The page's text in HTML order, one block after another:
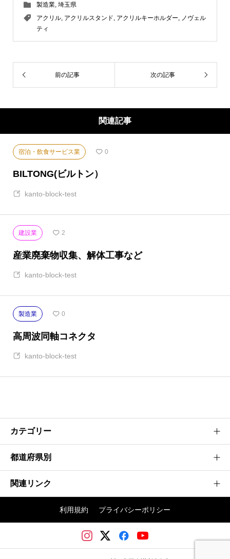
製造業, 埼玉県
アクリル, アクリルスタンド, アクリルキーホルダー, ノヴェル
ティ
前の記事 次の記事
関連記事
宿泊・飲食サービス業 0
BILTONG(ビルトン）
kanto-block-test
建設業 2
産業廃棄物収集、解体工事など
kanto-block-test
製造業 0
高周波同軸コネクタ
kanto-block-test
カテゴリー
建設業
都道府県別
茨城県
関連リンク
埼玉かわぐち大会
日本商工会議所青年部
川口商工会議所
利用規約 プライバシーポリシー